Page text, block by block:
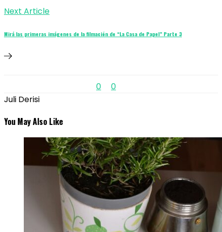
Next Article
Mirá las primeras imágenes de la filmación de “La Casa de Papel” Parte 3
0
0
Juli Derisi
You May Also Like